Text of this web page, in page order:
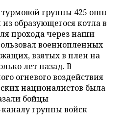
группы 425 ошп
образующегося котла в
прохода через наши
военнопленных
взятых в плен на
лет назад. В
огневого воздействия
националистов была
бойцы
группы войск